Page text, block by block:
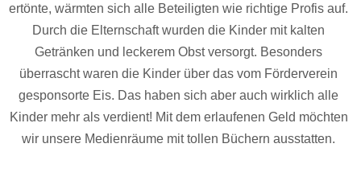
ertönte, wärmten sich alle Beteiligten wie richtige Profis auf.
Durch die Elternschaft wurden die Kinder mit kalten
Getränken und leckerem Obst versorgt. Besonders
überrascht waren die Kinder über das vom Förderverein
gesponsorte Eis. Das haben sich aber auch wirklich alle
Kinder mehr als verdient! Mit dem erlaufenen Geld möchten
wir unsere Medienräume mit tollen Büchern ausstatten.